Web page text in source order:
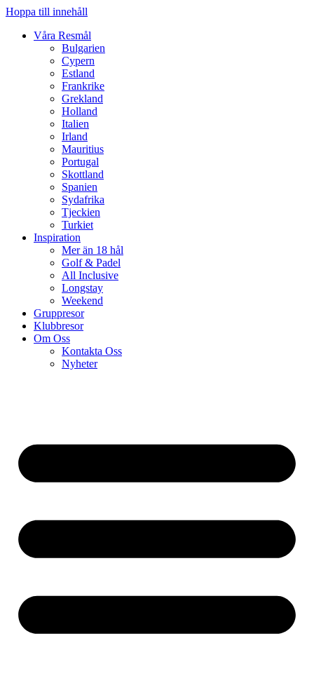
Hoppa till innehåll
Våra Resmål
Bulgarien
Cypern
Estland
Frankrike
Grekland
Holland
Italien
Irland
Mauritius
Portugal
Skottland
Spanien
Sydafrika
Tjeckien
Turkiet
Inspiration
Mer än 18 hål
Golf & Padel
All Inclusive
Longstay
Weekend
Gruppresor
Klubbresor
Om Oss
Kontakta Oss
Nyheter